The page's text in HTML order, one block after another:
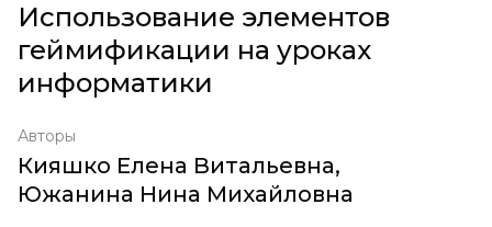
Использование элементов
геймификации на уроках
информатики
Авторы
Кияшко Елена Витальевна,
Южанина Нина Михайловна